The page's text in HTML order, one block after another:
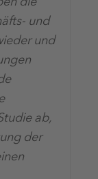
und
und
ab,
der